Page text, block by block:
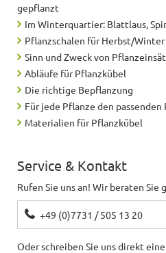
gepflanzt
Im Winterquartier: Blattlaus,
Pflanzschalen für Herbst/
Sinn und Zweck von
Abläufe für Pflanzkübel
Die richtige Bepflanzung
Für jede Pflanze den passenden
Materialien für Pflanzkübel
Service & Kontakt
Rufen Sie uns an! Wir beraten Sie
+49 (0)7731 / 505 13 20
Oder schreiben Sie uns direkt